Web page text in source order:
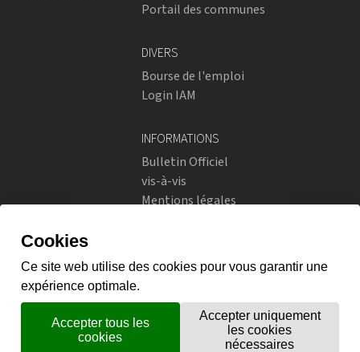
Portail des communes
DIVERS
Bourse de l'emploi
Login IAM
INFORMATIONS
Bulletin Officiel
vis-à-vis
Mentions légales
Instagram
flickr